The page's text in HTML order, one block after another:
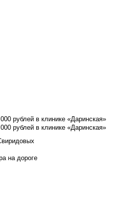
рублей в клинике «Даринская»
рублей в клинике «Даринская»
на дороге